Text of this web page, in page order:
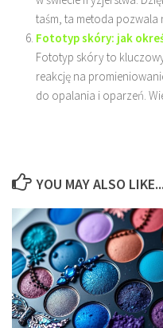
taśm, ta metoda pozwala
Fototyp skóry: jak
Fototyp skóry to
reakcję na
do opalania i oparzeń.
YOU MAY ALSO LIKE...